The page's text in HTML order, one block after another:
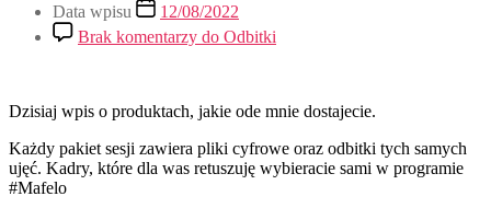
Data wpisu
12/08/2022
Brak komentarzy do Odbitki
Dzisiaj wpis o produktach, jakie ode mnie dostajecie.
Każdy pakiet sesji zawiera pliki cyfrowe oraz odbitki tych samych
ujęć. Kadry, które dla was retuszuję wybieracie sami w programie
#Mafelo